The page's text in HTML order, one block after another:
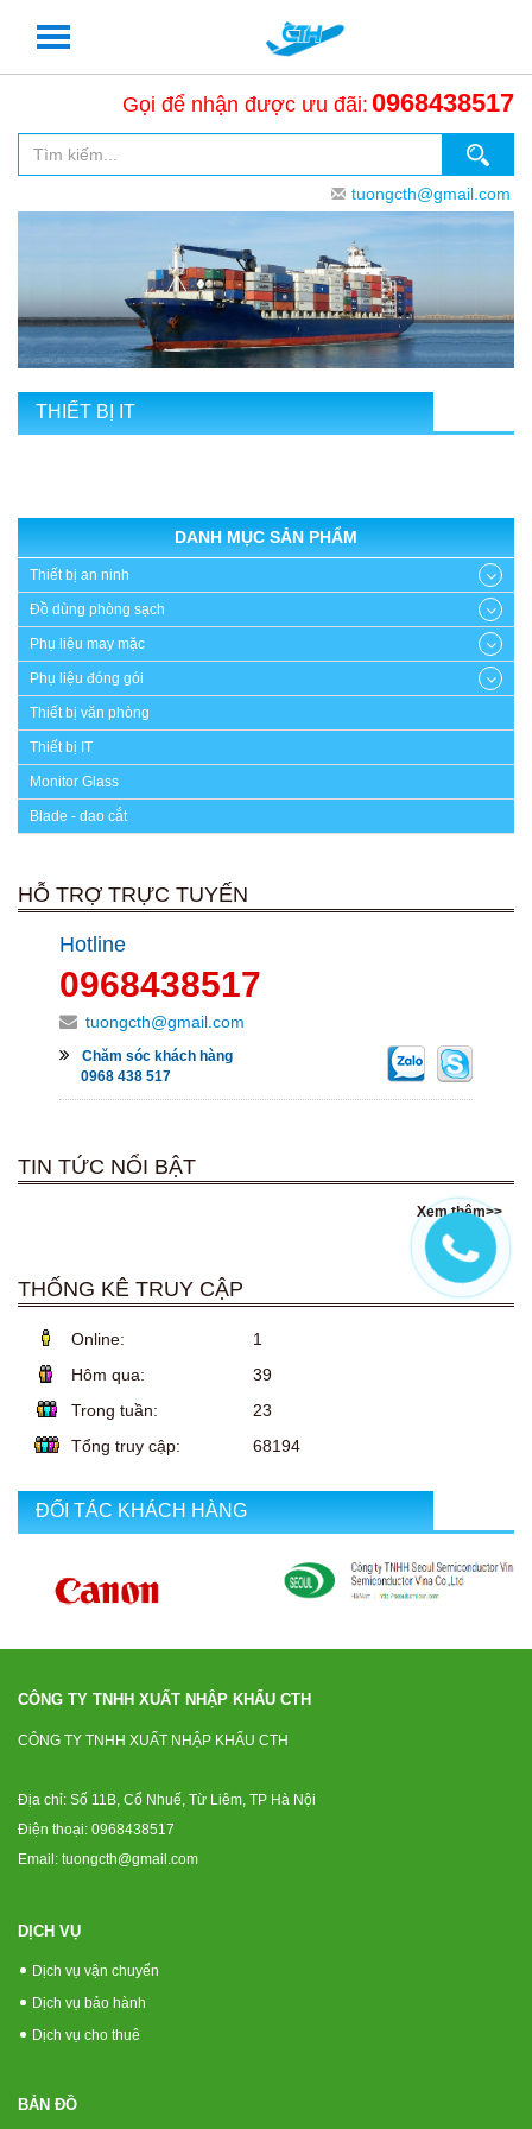
Gọi để nhận được ưu đãi: 0968438517
tuongcth@gmail.com
THIẾT BỊ IT
DANH MỤC SẢN PHẨM
Thiết bị an ninh
Đồ dùng phòng sạch
Phụ liệu may mặc
Phụ liệu đóng gói
Thiết bị văn phòng
Thiết bị IT
Monitor Glass
Blade - dao cắt
HỖ TRỢ TRỰC TUYẾN
Hotline
0968438517
tuongcth@gmail.com
Chăm sóc khách hàng
0968 438 517
TIN TỨC NỔI BẬT
Xem thêm>>
THỐNG KÊ TRUY CẬP
Online:
1
Hôm qua:
39
Trong tuần:
23
Tổng truy cập:
68194
ĐỐI TÁC KHÁCH HÀNG
CÔNG TY TNHH XUẤT NHẬP KHẨU CTH
CÔNG TY TNHH XUẤT NHẬP KHẨU CTH
Địa chỉ: Số 11B, Cổ Nhuế, Từ Liêm, TP Hà Nội
Điện thoại: 0968438517
Email: tuongcth@gmail.com
DỊCH VỤ
Dịch vụ vận chuyển
Dịch vụ bảo hành
Dịch vụ cho thuê
BẢN ĐỒ